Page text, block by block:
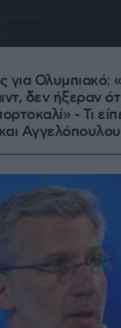
για Ολυμπιακό:
δεν ήξεραν
- Τι